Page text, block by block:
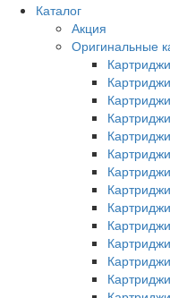
Каталог
Акция
Оригинальные